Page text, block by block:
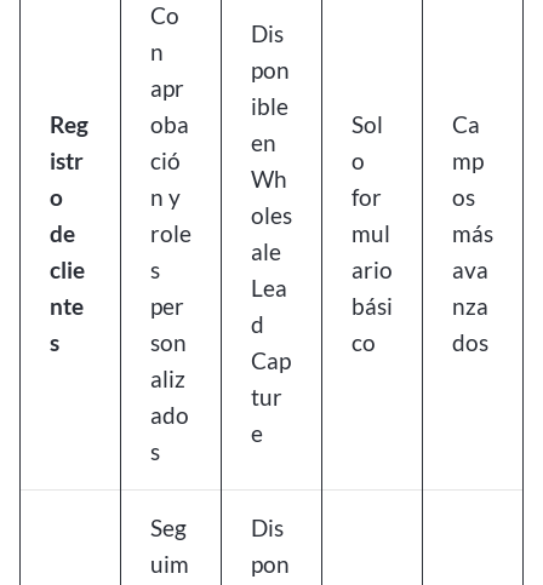
Reg
istr
o
de
clie
nte
s
Co
n
apr
oba
ció
n y
role
s
per
son
aliz
ado
s
Dis
pon
ible
en
Wh
oles
ale
Lea
d
Cap
tur
e
Sol
o
for
mul
ario
bási
co
Ca
mp
os
más
ava
nza
dos
Seg
uim
Dis
pon